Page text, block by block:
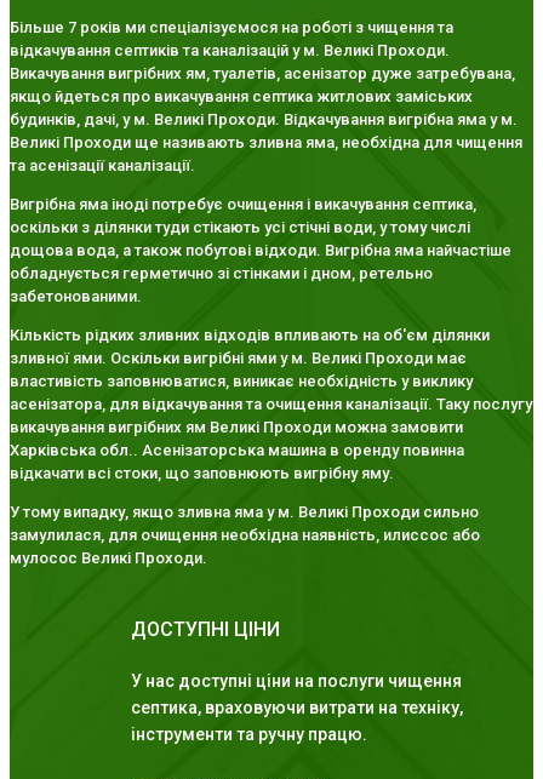
Більше 7 років ми спеціалізуємося на роботі з чищення та
відкачування септиків та каналізацій у м. Великі Проходи.
Викачування вигрібних ям, туалетів, асенізатор дуже затребувана,
якщо йдеться про викачування септика житлових заміських
будинків, дачі, у м. Великі Проходи. Відкачування вигрібна яма у м.
Великі Проходи ще називають зливна яма, необхідна для чищення
та асенізації каналізації.
Вигрібна яма іноді потребує очищення і викачування септика,
оскільки з ділянки туди стікають усі стічні води, у тому числі
дощова вода, а також побутові відходи. Вигрібна яма найчастіше
обладнується герметично зі стінками і дном, ретельно
забетонованими.
Кількість рідких зливних відходів впливають на об'єм ділянки
зливної ями. Оскільки вигрібні ями у м. Великі Проходи має
властивість заповнюватися, виникає необхідність у виклику
асенізатора, для відкачування та очищення каналізації. Таку послугу
викачування вигрібних ям Великі Проходи можна замовити
Харківська обл.. Асенізаторська машина в оренду повинна
відкачати всі стоки, що заповнюють вигрібну яму.
У тому випадку, якщо зливна яма у м. Великі Проходи сильно
замулилася, для очищення необхідна наявність, илиссос або
мулосос Великі Проходи.
ДОСТУПНІ ЦІНИ
У нас доступні ціни на послуги чищення
септика, враховуючи витрати на техніку,
інструменти та ручну працю.